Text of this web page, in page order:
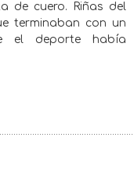
de cuero. Riñas del
terminaban con un
el deporte había